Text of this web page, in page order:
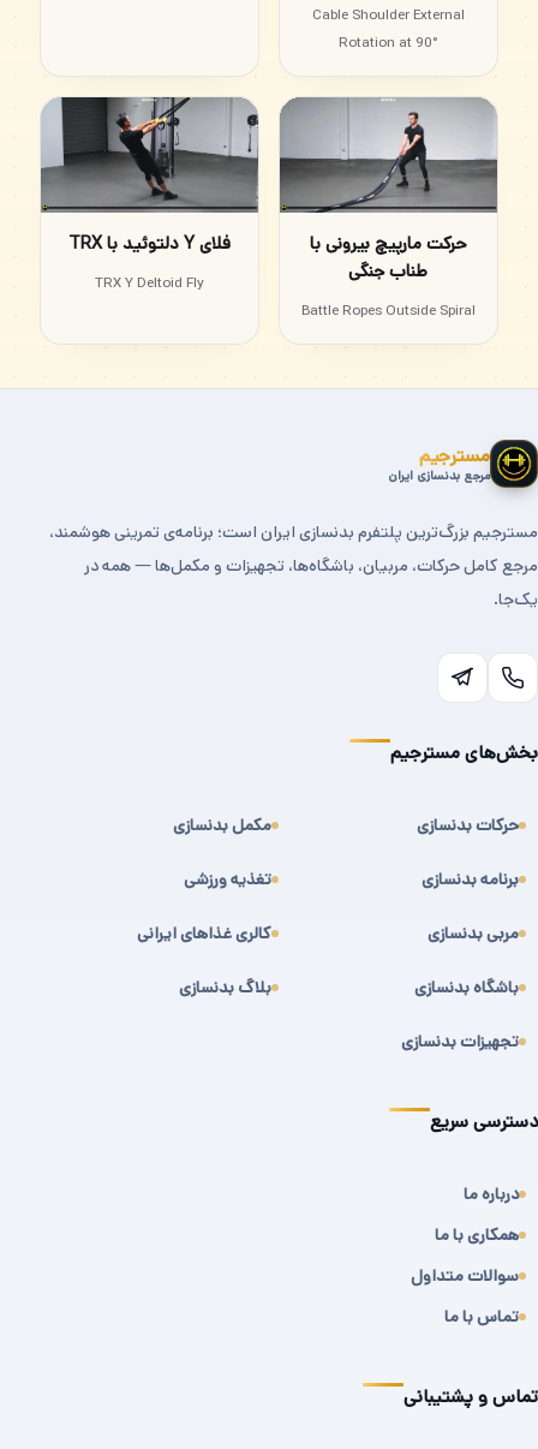
Cable Shoulder External
Rotation at 90°
حرکت مارپیچ بیرونی با
طناب جنگی
Battle Ropes Outside Spiral
فلای Y دلتوئید با TRX
TRX Y Deltoid Fly
مسترجیم
مرجع بدنسازی ایران
مسترجیم بزرگ‌ترین پلتفرم بدنسازی ایران است؛ برنامه‌ی تمرینی هوشمند،
مرجع کامل حرکات، مربیان، باشگاه‌ها، تجهیزات و مکمل‌ها — همه در
یک‌جا.
بخش‌های مسترجیم
حرکات بدنسازی
برنامه بدنسازی
مربی بدنسازی
باشگاه بدنسازی
تجهیزات بدنسازی
مکمل بدنسازی
تغذیه ورزشی
کالری غذاهای ایرانی
بلاگ بدنسازی
دسترسی سریع
درباره ما
همکاری با ما
سوالات متداول
تماس با ما
تماس و پشتیبانی